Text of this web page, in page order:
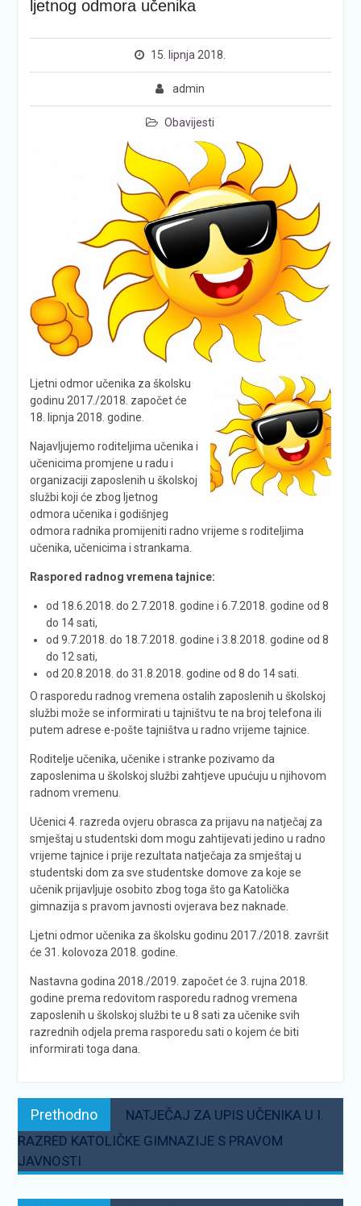
ljetnog odmora učenika
15. lipnja 2018.
admin
Obavijesti
Ljetni odmor učenika za školsku
godinu 2017./2018. započet će
18. lipnja 2018. godine.
Najavljujemo roditeljima učenika i
učenicima promjene u radu i
organizaciji zaposlenih u školskoj
službi koji će zbog ljetnog
odmora učenika i godišnjeg
odmora radnika promijeniti radno vrijeme s roditeljima
učenika, učenicima i strankama.
Raspored radnog vremena tajnice:
od 18.6.2018. do 2.7.2018. godine i 6.7.2018. godine od 8
do 14 sati,
od 9.7.2018. do 18.7.2018. godine i 3.8.2018. godine od 8
do 12 sati,
od 20.8.2018. do 31.8.2018. godine od 8 do 14 sati.
O rasporedu radnog vremena ostalih zaposlenih u školskoj
službi može se informirati u tajništvu te na broj telefona ili
putem adrese e-pošte tajništva u radno vrijeme tajnice.
Roditelje učenika, učenike i stranke pozivamo da
zaposlenima u školskoj službi zahtjeve upućuju u njihovom
radnom vremenu.
Učenici 4. razreda ovjeru obrasca za prijavu na natječaj za
smještaj u studentski dom mogu zahtijevati jedino u radno
vrijeme tajnice i prije rezultata natječaja za smještaj u
studentski dom za sve studentske domove za koje se
učenik prijavljuje osobito zbog toga što ga Katolička
gimnazija s pravom javnosti ovjerava bez naknade.
Ljetni odmor učenika za školsku godinu 2017./2018. završit
će 31. kolovoza 2018. godine.
Nastavna godina 2018./2019. započet će 3. rujna 2018.
godine prema redovitom rasporedu radnog vremena
zaposlenih u školskoj službi te u 8 sati za učenike svih
razrednih odjela prema rasporedu sati o kojem će biti
informirati toga dana.
Navigacija
objava
Prethodno Prethodno:
NATJEČAJ ZA UPIS UČENIKA U I.
RAZRED KATOLIČKE GIMNAZIJE S PRAVOM
JAVNOSTI